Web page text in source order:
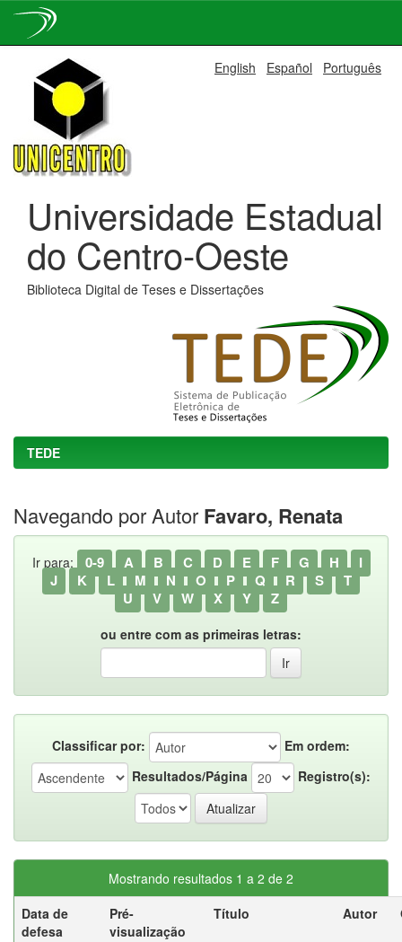
navigation
English Español Português
Universidade Estadual
do Centro-Oeste
Biblioteca Digital de Teses e Dissertações
TEDE
Navegando por Autor Favaro, Renata
Ir para: 0-9 A B C D E F G H
I
J
K L M N O P Q R S
T
U
V W X Y Z
ou entre com as primeiras letras:
Classificar por:
Em ordem:
Resultados/Página
Registro(s):
Mostrando resultados 1 a 2 de 2
Data de
defesa
Pré-
visualização
Título Autor